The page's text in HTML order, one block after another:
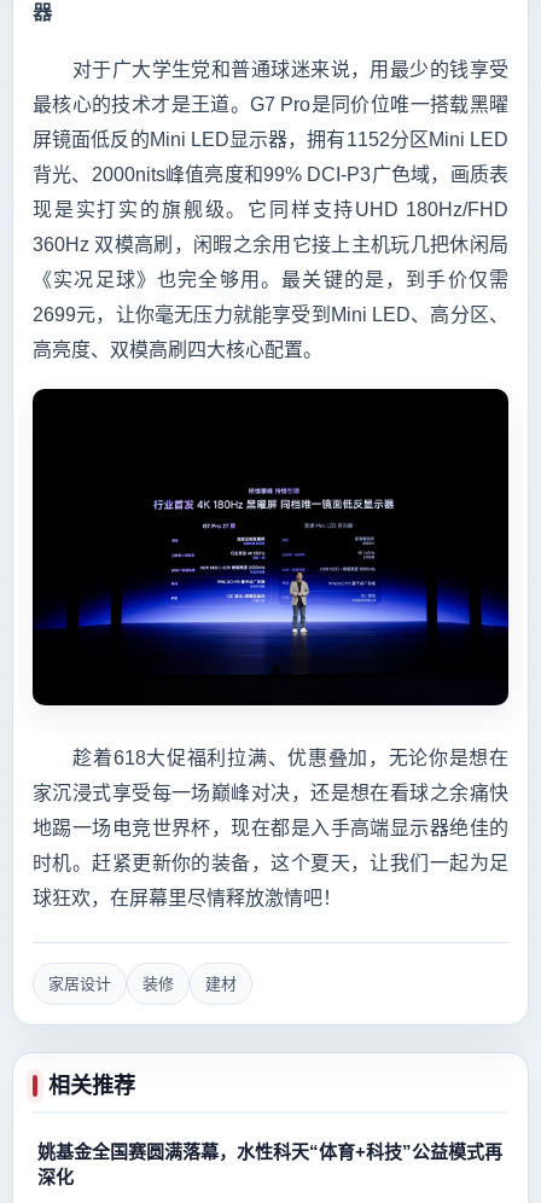
器
对于广大学生党和普通球迷来说，用最少的钱享受
最核心的技术才是王道。G7 Pro是同价位唯一搭载黑曜
屏镜面低反的Mini LED显示器，拥有1152分区Mini LED
背光、2000nits峰值亮度和99% DCI-P3广色域，画质表
现是实打实的旗舰级。它同样支持UHD 180Hz/FHD
360Hz 双模高刷，闲暇之余用它接上主机玩几把休闲局
《实况足球》也完全够用。最关键的是，到手价仅需
2699元，让你毫无压力就能享受到Mini LED、高分区、
高亮度、双模高刷四大核心配置。
趁着618大促福利拉满、优惠叠加，无论你是想在
家沉浸式享受每一场巅峰对决，还是想在看球之余痛快
地踢一场电竞世界杯，现在都是入手高端显示器绝佳的
时机。赶紧更新你的装备，这个夏天，让我们一起为足
球狂欢，在屏幕里尽情释放激情吧！
家居设计 装修 建材
相关推荐
姚基金全国赛圆满落幕，水性科天“体育+科技”公益模式再
深化